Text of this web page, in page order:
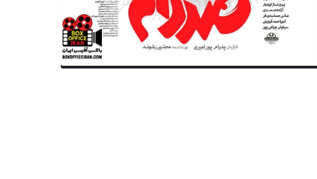
فیلم‌های جشنواره فجر